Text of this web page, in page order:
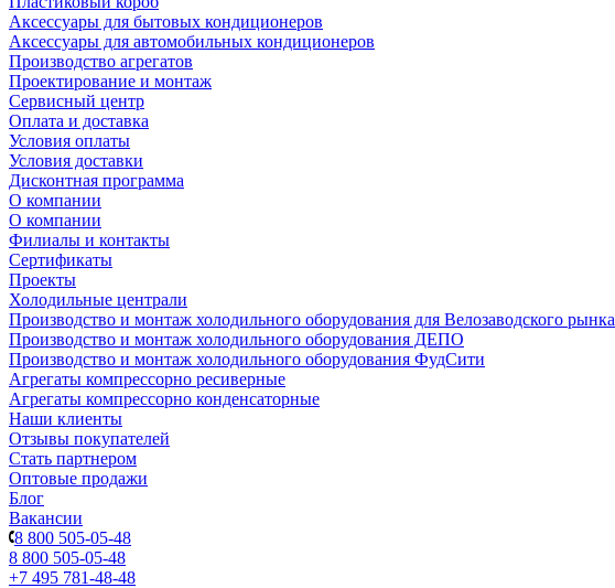
Аксессуары для бытовых кондиционеров
Аксессуары для автомобильных кондиционеров
Производство агрегатов
Проектирование и монтаж
Сервисный центр
Оплата и доставка
Условия оплаты
Условия доставки
Дисконтная программа
О компании
О компании
Филиалы и контакты
Сертификаты
Проекты
Холодильные централи
Производство и монтаж холодильного оборудования для Велозаводского рынка
Производство и монтаж холодильного оборудования ДЕПО
Производство и монтаж холодильного оборудования ФудСити
Агрегаты компрессорно ресиверные
Агрегаты компрессорно конденсаторные
Наши клиенты
Отзывы покупателей
Стать партнером
Оптовые продажи
Блог
Вакансии
8 800 505-05-48
8 800 505-05-48
+7 495 781-48-48